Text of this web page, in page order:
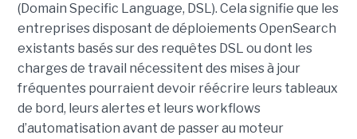
(Domain Specific Language, DSL). Cela signifie que les
entreprises disposant de déploiements OpenSearch
existants basés sur des requêtes DSL ou dont les
charges de travail nécessitent des mises à jour
fréquentes pourraient devoir réécrire leurs tableaux
de bord, leurs alertes et leurs workflows
d’automatisation avant de passer au moteur